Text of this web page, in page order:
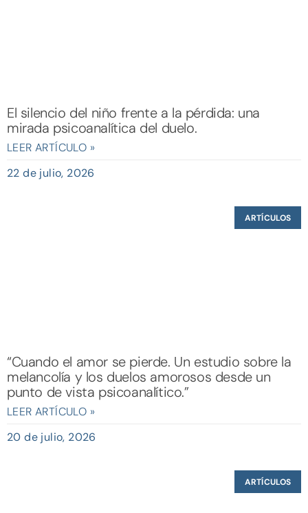
El silencio del niño frente a la pérdida: una
mirada psicoanalítica del duelo.
LEER ARTÍCULO »
22 de julio, 2026
ARTÍCULOS
“Cuando el amor se pierde. Un estudio sobre la
melancolía y los duelos amorosos desde un
punto de vista psicoanalítico.”
LEER ARTÍCULO »
20 de julio, 2026
ARTÍCULOS